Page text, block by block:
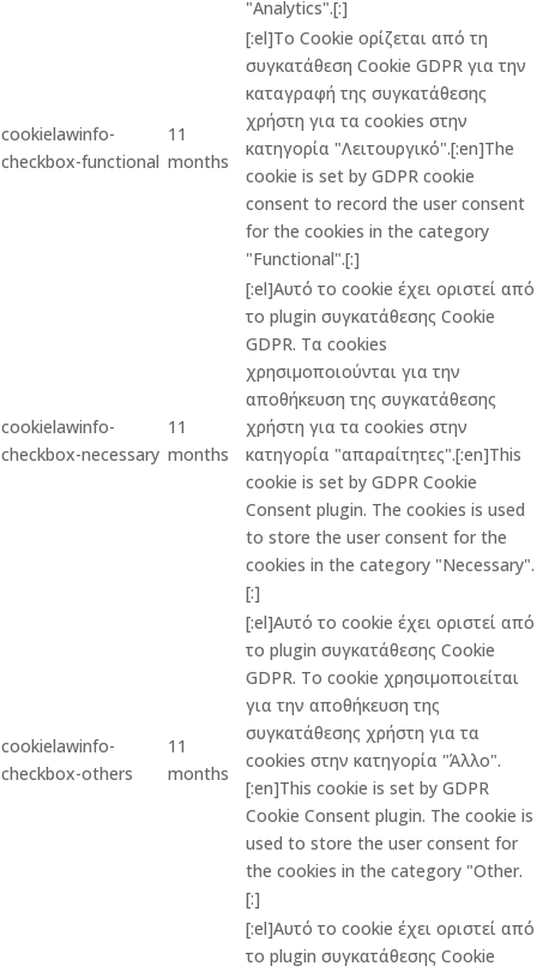
"Analytics".[:]
cookielawinfo-
checkbox-functional
11
months
[:el]Το Cookie ορίζεται από τη
συγκατάθεση Cookie GDPR για την
καταγραφή της συγκατάθεσης
χρήστη για τα cookies στην
κατηγορία "Λειτουργικό".[:en]The
cookie is set by GDPR cookie
consent to record the user consent
for the cookies in the category
"Functional".[:]
cookielawinfo-
checkbox-necessary
11
months
[:el]Αυτό το cookie έχει οριστεί από
το plugin συγκατάθεσης Cookie
GDPR. Τα cookies
χρησιμοποιούνται για την
αποθήκευση της συγκατάθεσης
χρήστη για τα cookies στην
κατηγορία "απαραίτητες".[:en]This
cookie is set by GDPR Cookie
Consent plugin. The cookies is used
to store the user consent for the
cookies in the category "Necessary".
[:]
cookielawinfo-
checkbox-others
11
months
[:el]Αυτό το cookie έχει οριστεί από
το plugin συγκατάθεσης Cookie
GDPR. Το cookie χρησιμοποιείται
για την αποθήκευση της
συγκατάθεσης χρήστη για τα
cookies στην κατηγορία "Άλλο".
[:en]This cookie is set by GDPR
Cookie Consent plugin. The cookie is
used to store the user consent for
the cookies in the category "Other.
[:]
[:el]Αυτό το cookie έχει οριστεί από
το plugin συγκατάθεσης Cookie